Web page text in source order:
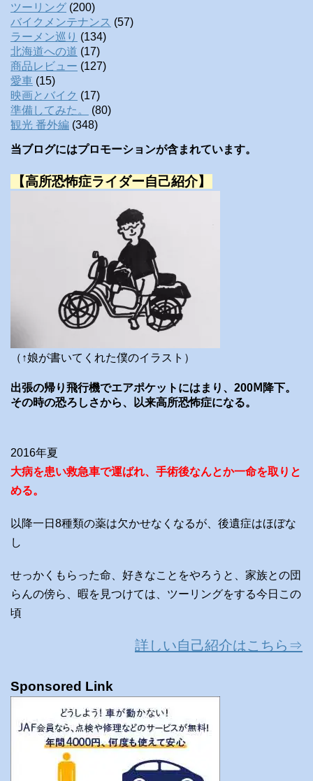
ツーリング (200)
バイクメンテナンス (57)
ラーメン巡り (134)
北海道への道 (17)
商品レビュー (127)
愛車 (15)
映画とバイク (17)
準備してみた。
(80)
観光 番外編 (348)
当ブログにはプロモーションが含まれています。
【高所恐怖症ライダー自己紹介】
（↑娘が書いてくれた僕のイラスト）
出張の帰り飛行機でエアポケットにはまり、200Ⅿ降下。
その時の恐ろしさから、以来高所恐怖症になる。
2016年夏
大病を患い救急車で運ばれ、手術後なんとか一命を取りと
める。
以降一日8種類の薬は欠かせなくなるが、後遺症はほぼな
し
せっかくもらった命、好きなことをやろうと、家族との団
らんの傍ら、暇を見つけては、ツーリングをする今日この
頃
詳しい自己紹介はこちら⇒
Sponsored Link